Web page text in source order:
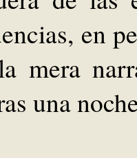
en
mera
una